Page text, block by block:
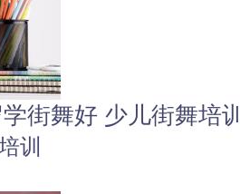
学街舞好 少儿街舞培
训